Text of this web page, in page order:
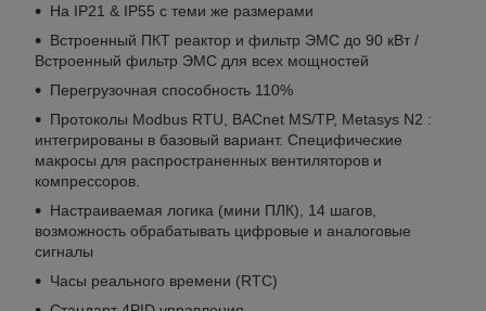
На IP21 & IP55 с теми же размерами
Встроенный ПКТ реактор и фильтр ЭМС до 90 кВт /
Встроенный фильтр ЭМС для всех мощностей
Перегрузочная способность 110%
Протоколы Modbus RTU, BACnet MS/TP, Metasys N2 :
интегрированы в базовый вариант. Специфические
макросы для распространенных вентиляторов и
компрессоров.
Настраиваемая логика (мини ПЛК), 14 шагов,
возможность обрабатывать цифровые и аналоговые
сигналы
Часы реального времени (RTC)